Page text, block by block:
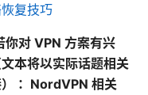
复技巧
对 VPN 方案有兴
本将以实际话题相关
： NordVPN 相关